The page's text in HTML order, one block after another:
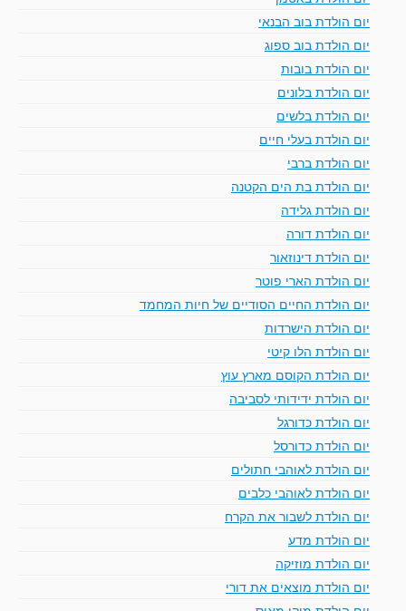
יום הולדת בוב הבנאי
יום הולדת בוב ספוג
יום הולדת בובות
יום הולדת בלונים
יום הולדת בלשים
יום הולדת בעלי חיים
יום הולדת ברבי
יום הולדת בת הים הקטנה
יום הולדת גלידה
יום הולדת דורה
יום הולדת דינוזאור
יום הולדת הארי פוטר
יום הולדת החיים הסודיים של חיות המחמד
יום הולדת הישרדות
יום הולדת הלו קיטי
יום הולדת הקוסם מארץ עוץ
יום הולדת ידידותי לסביבה
יום הולדת כדורגל
יום הולדת כדורסל
יום הולדת לאוהבי חתולים
יום הולדת לאוהבי כלבים
יום הולדת לשבור את הקרח
יום הולדת מדע
יום הולדת מוזיקה
יום הולדת מוצאים את דורי